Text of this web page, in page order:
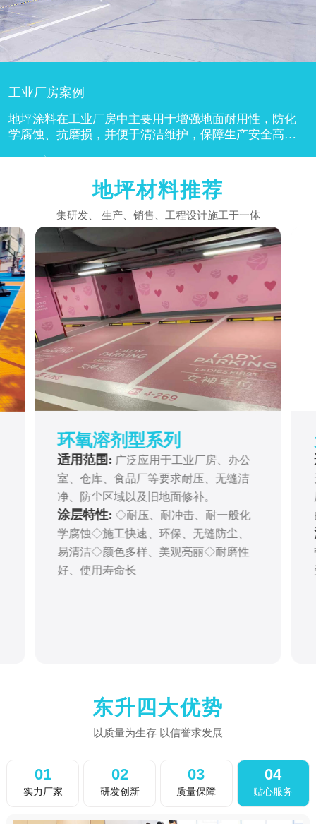
工业厂房案例
地坪涂料在工业厂房中主要用于增强地面耐用性，防化
学腐蚀、抗磨损，并便于清洁维护，保障生产安全高
地坪材料推荐
集研发、 生产、销售、工程设计施工于一体
环氧溶剂型系列
适用范围: 广泛应用于工业厂房、办公
室、仓库、食品厂等要求耐压、无缝洁
净、防尘区域以及旧地面修补。
涂层特性: ◇耐压、耐冲击、耐一般化
学腐蚀◇施工快速、环保、无缝防尘、
易清洁◇颜色多样、美观亮丽◇耐磨性
好、使用寿命长
东升四大优势
以质量为生存 以信誉求发展
01
实力厂家
02
研发创新
03
质量保障
04
贴心服务